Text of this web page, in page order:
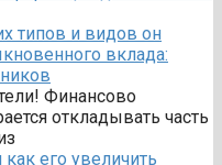
типов и видов он
вклада:
Финансово
откладывать часть